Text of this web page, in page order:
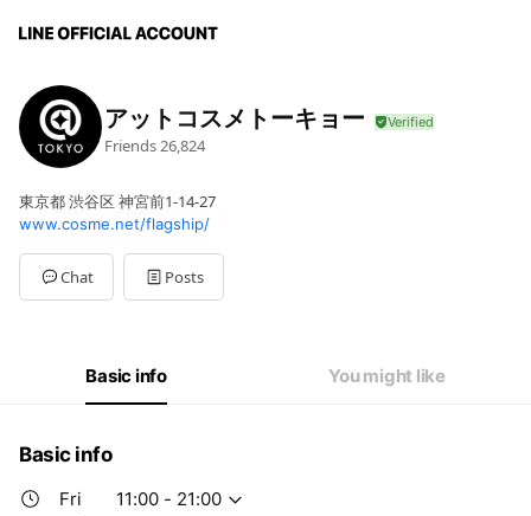
アットコスメトーキョー
Friends 26,824
東京都 渋谷区 神宮前1-14-27
www.cosme.net/flagship/
Chat Posts
Basic info You might like
Basic info
Fri
11:00 - 21:00